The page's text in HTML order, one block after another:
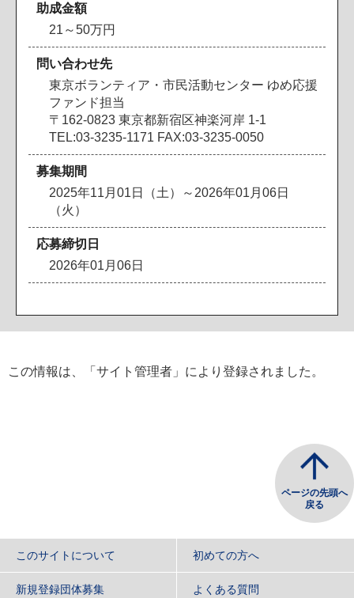
助成金額
21～50万円
問い合わせ先
東京ボランティア・市民活動センター ゆめ応援
ファンド担当
〒162-0823 東京都新宿区神楽河岸 1-1
TEL:03-3235-1171 FAX:03-3235-0050
募集期間
2025年11月01日（土）～2026年01月06日
（火）
応募締切日
2026年01月06日
この情報は、「サイト管理者」により登録されました。
ページの先頭へ
戻る
このサイトについて 初めての方へ
新規登録団体募集 よくある質問